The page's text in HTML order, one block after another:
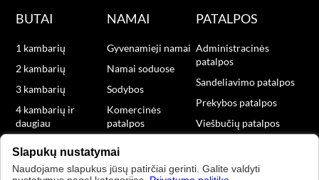
BUTAI
1 kambarių
2 kambarių
3 kambarių
4 kambarių ir
daugiau
NAMAI
Gyvenamieji namai
Namai soduose
Sodybos
Komercinės
patalpos
PATALPOS
Administracinės
patalpos
Sandeliavimo patalpos
Prekybos patalpos
Viešbučių patalpos
Slapukų nustatymai
Naudojame slapukus jūsų patirčiai gerinti. Galite valdyti